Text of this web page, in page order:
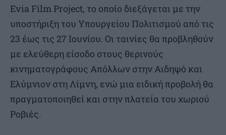
Evia Film Project, το οποίο διεξάγεται με την
υποστήριξη του Υπουργείου Πολιτισμού από τις
23 έως τις 27 Ιουνίου. Οι ταινίες θα προβληθούν
με ελεύθερη είσοδο στους θερινούς
κινηματογράφους Απόλλων στην Αιδηψό και
Ελύμνιον στη Λίμνη, ενώ μια ειδική προβολή θα
πραγματοποιηθεί και στην πλατεία του χωριού
Ροβιές.